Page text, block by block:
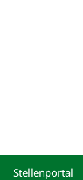
Stellenportal